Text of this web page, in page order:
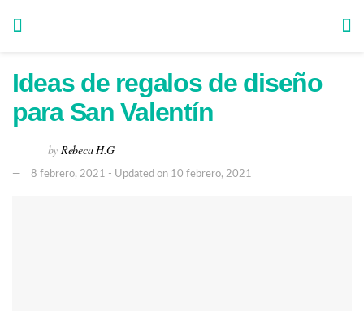
Ideas de regalos de diseño
para San Valentín
by Rebeca H.G
8 febrero, 2021 - Updated on 10 febrero, 2021